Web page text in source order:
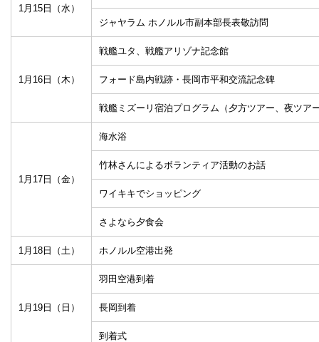
1月15日（水）
ジャヤラム ホノルル市副本部長表敬訪問
1月16日（木）
戦艦ユタ、戦艦アリゾナ記念館
フォード島内戦跡・長岡市平和交流記念碑
戦艦ミズーリ宿泊プログラム（夕方ツアー、夜ツア
1月17日（金）
海水浴
竹林さんによるボランティア活動のお話
ワイキキでショッピング
さよなら夕食会
1月18日（土） ホノルル空港出発
1月19日（日）
羽田空港到着
長岡到着
到着式